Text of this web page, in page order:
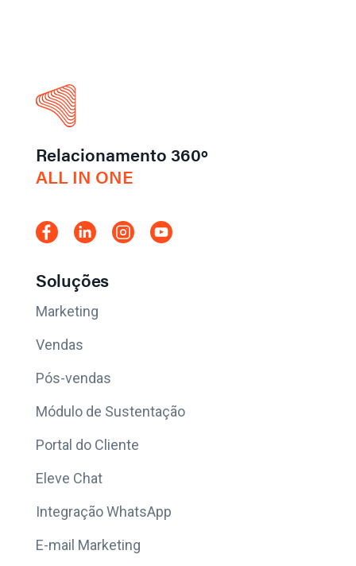
Relacionamento 360º
ALL IN ONE
Soluções
Marketing
Vendas
Pós-vendas
Módulo de Sustentação
Portal do Cliente
Eleve Chat
Integração WhatsApp
E-mail Marketing